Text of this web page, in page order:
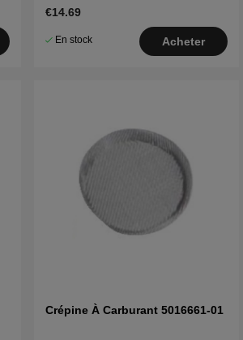
€14.69
En stock Acheter
Crépine À Carburant 5016661-01